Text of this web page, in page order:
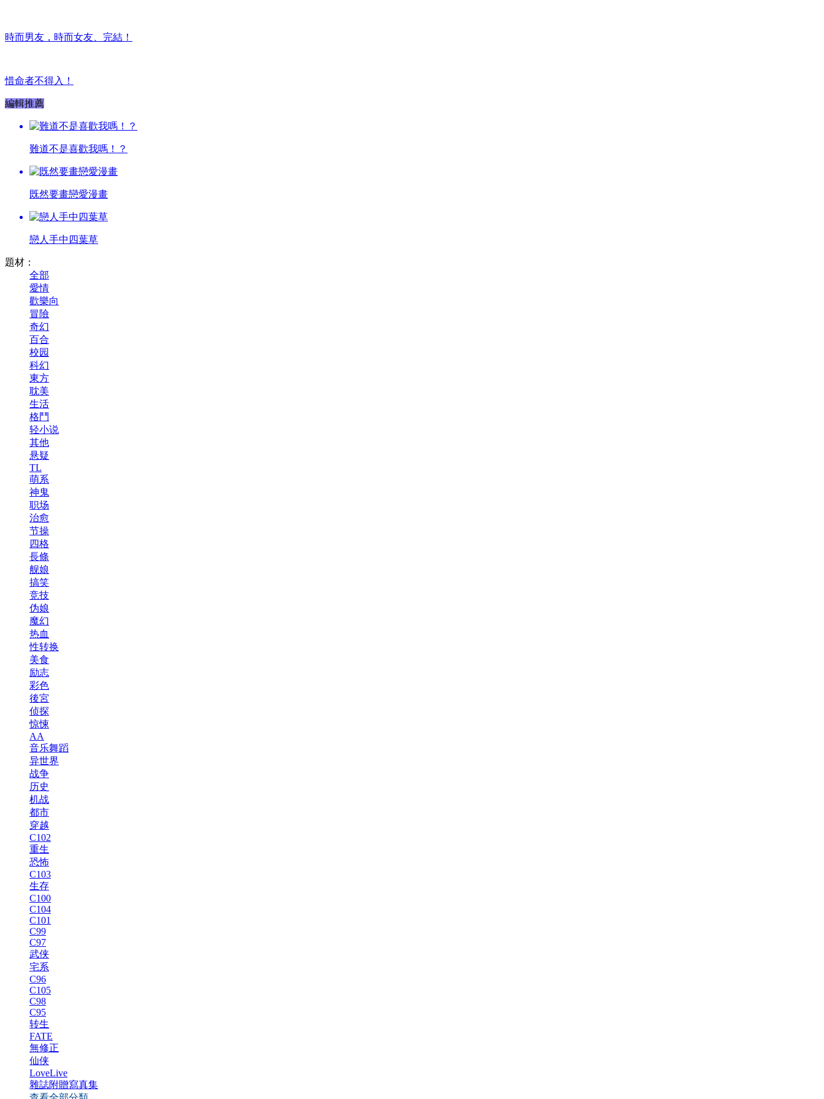
時而男友，時而女友、完結！
惜命者不得入！
編輯推薦
難道不是喜歡我嗎！？
既然要畫戀愛漫畫
戀人手中四葉草
題材：
全部
愛情
歡樂向
冒險
奇幻
百合
校园
科幻
東方
耽美
生活
格鬥
轻小说
其他
悬疑
TL
萌系
神鬼
职场
治愈
节操
四格
長條
舰娘
搞笑
竞技
伪娘
魔幻
热血
性转换
美食
励志
彩色
後宮
侦探
惊悚
AA
音乐舞蹈
异世界
战争
历史
机战
都市
穿越
C102
重生
恐怖
C103
生存
C100
C104
C101
C99
C97
武侠
宅系
C96
C105
C98
C95
转生
FATE
無修正
仙侠
LoveLive
雜誌附贈寫真集